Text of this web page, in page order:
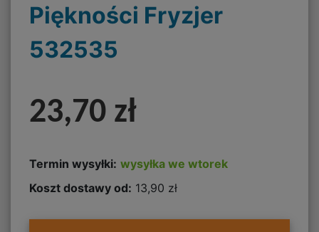
Piękności Fryzjer
532535
23,70 zł
Termin wysyłki: wysyłka we wtorek
Koszt dostawy od: 13,90 zł